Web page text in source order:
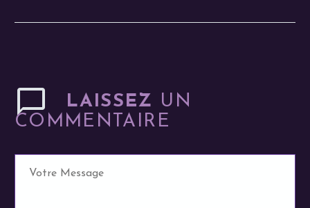
LAISSEZ UN
COMMENTAIRE